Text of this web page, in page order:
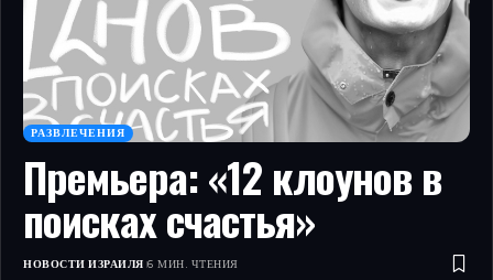
РАЗВЛЕЧЕНИЯ
Премьера: «12 клоунов в
поисках счастья»
НОВОСТИ ИЗРАИЛЯ 6 МИН. ЧТЕНИЯ